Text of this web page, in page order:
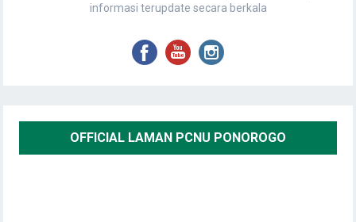
informasi terupdate secara berkala
OFFICIAL LAMAN PCNU PONOROGO